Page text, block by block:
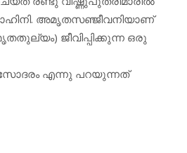
അമൃതസഞ്ജീവനിയാണ്
ജീവിപ്പിക്കുന്ന ഒരു
എന്നു പറയുന്നത്